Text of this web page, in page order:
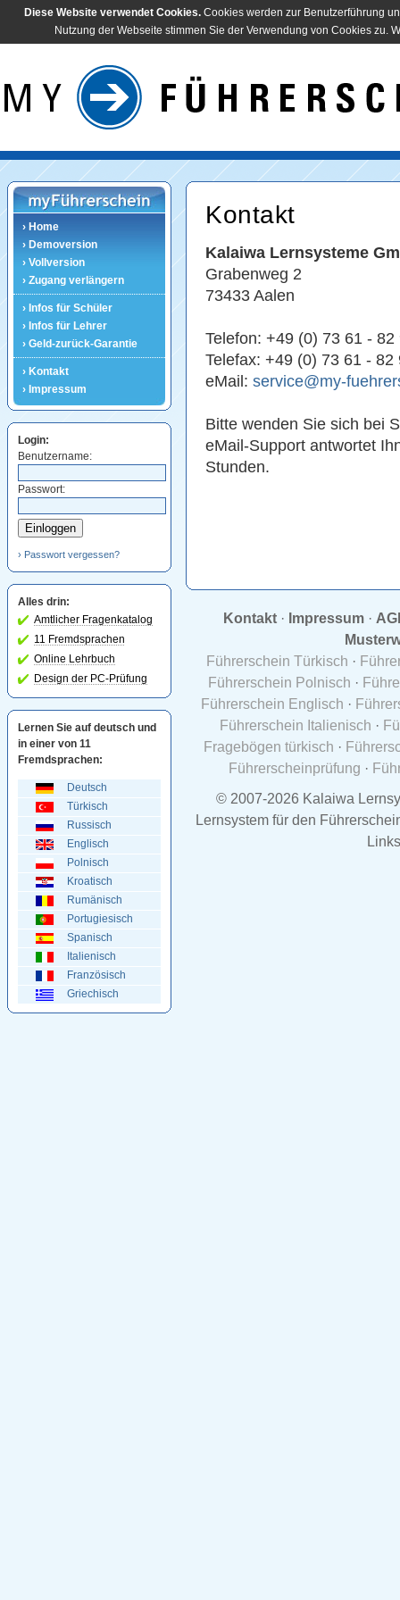
Diese Website verwendet Cookies. Cookies werden zur Benutzerführung
Nutzung der Webseite stimmen Sie der Verwendung von Cookies zu.
› Home
› Demoversion
› Vollversion
› Zugang verlängern
› Infos für Schüler
› Infos für Lehrer
› Geld-zurück-Garantie
› Kontakt
› Impressum
Login:
Benutzername:
Passwort:
› Passwort vergessen?
Alles drin:
Amtlicher Fragenkatalog
11 Fremdsprachen
Online Lehrbuch
Design der PC-Prüfung
Lernen Sie auf deutsch und
in einer von 11
Fremdsprachen:
Deutsch
Türkisch
Russisch
Englisch
Polnisch
Kroatisch
Rumänisch
Portugiesisch
Spanisch
Italienisch
Französisch
Griechisch
Kontakt
Kalaiwa Lernsysteme
Grabenweg 2
73433 Aalen
Telefon: +49 (0) 73 61 -
Telefax: +49 (0) 73 61 - 82
eMail: service@my-
Bitte wenden Sie sich bei
eMail-Support antwortet
Stunden.
Kontakt · Impressum ·
Führerschein Türkisch ·
Führerschein Polnisch ·
Führerschein Englisch ·
Führerschein Italienisch ·
Fragebögen türkisch ·
Führerscheinprüfung ·
© 2007-2026 Kalaiwa
Lernsystem für den